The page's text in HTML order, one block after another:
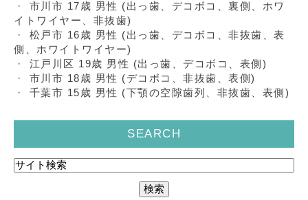
市川市 17歳 男性 (出っ歯、デコボコ、裏側、ホワ
イトワイヤー、非抜歯)
松戸市 16歳 男性 (出っ歯、デコボコ、非抜歯、表
側、ホワイトワイヤー)
江戸川区 19歳 男性 (出っ歯、デコボコ、表側)
市川市 18歳 男性 (デコボコ、非抜歯、表側)
千葉市 15歳 男性 (下顎の空隙歯列、非抜歯、表側)
SEARCH